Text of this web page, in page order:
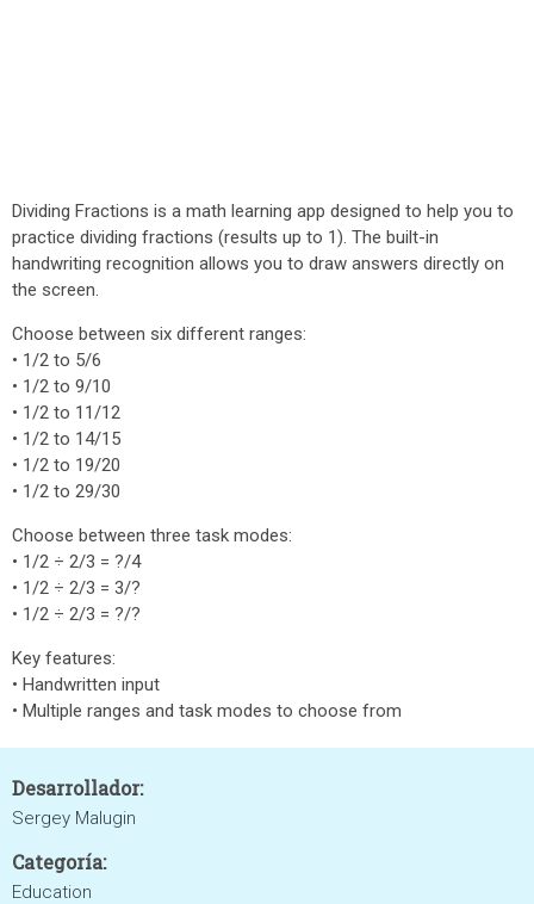
Dividing Fractions is a math learning app designed to help you to
practice dividing fractions (results up to 1). The built-in
handwriting recognition allows you to draw answers directly on
the screen.
Choose between six different ranges:
• 1/2 to 5/6
• 1/2 to 9/10
• 1/2 to 11/12
• 1/2 to 14/15
• 1/2 to 19/20
• 1/2 to 29/30
Choose between three task modes:
• 1/2 ÷ 2/3 = ?/4
• 1/2 ÷ 2/3 = 3/?
• 1/2 ÷ 2/3 = ?/?
Key features:
• Handwritten input
• Multiple ranges and task modes to choose from
Desarrollador:
Sergey Malugin
Categoría:
Education